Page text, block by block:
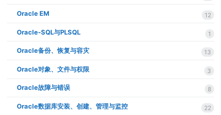
Oracle EM 12
Oracle-SQL与PLSQL 1
Oracle备份、恢复与容灾 13
Oracle对象、文件与权限 3
Oracle故障与错误 8
Oracle数据库安装、创建、管理与监控 22